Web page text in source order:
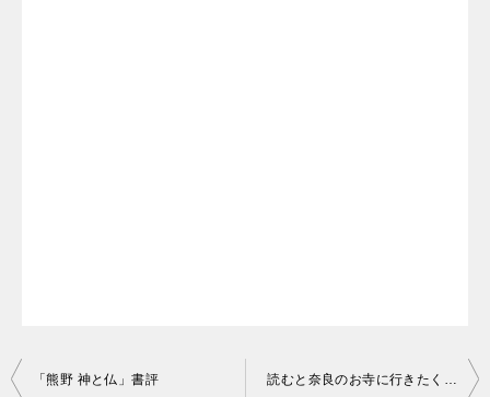
投
「熊野 神と仏」書評 読むと奈良のお寺に行きたくなる